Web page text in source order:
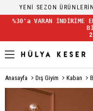
YENİ SEZON
%30'a VARAN İNDİRİME
Anasayfa Dış Giyim Kaban